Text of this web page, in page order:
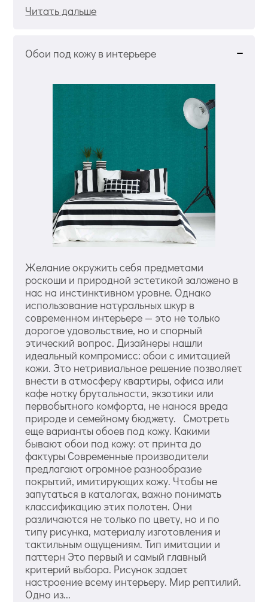
Читать дальше
Обои под кожу в интерьере
Желание окружить себя предметами
роскоши и природной эстетикой заложено в
нас на инстинктивном уровне. Однако
использование натуральных шкур в
современном интерьере — это не только
дорогое удовольствие, но и спорный
этический вопрос. Дизайнеры нашли
идеальный компромисс: обои с имитацией
кожи. Это нетривиальное решение позволяет
внести в атмосферу квартиры, офиса или
кафе нотку брутальности, экзотики или
первобытного комфорта, не нанося вреда
природе и семейному бюджету. Смотреть
еще варианты обоев под кожу. Какими
бывают обои под кожу: от принта до
фактуры Современные производители
предлагают огромное разнообразие
покрытий, имитирующих кожу. Чтобы не
запутаться в каталогах, важно понимать
классификацию этих полотен. Они
различаются не только по цвету, но и по
типу рисунка, материалу изготовления и
тактильным ощущениям. Тип имитации и
паттерн Это первый и самый главный
критерий выбора. Рисунок задает
настроение всему интерьеру. Мир рептилий.
Одно из...